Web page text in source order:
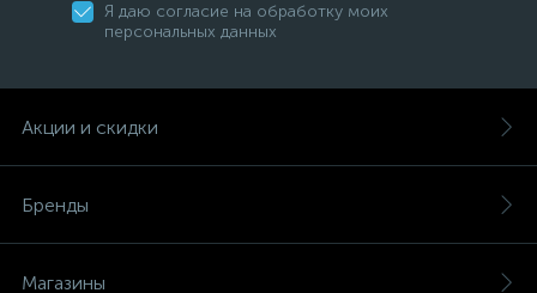
Я даю согласие на обработку моих
персональных данных
Акции и скидки
Бренды
Магазины